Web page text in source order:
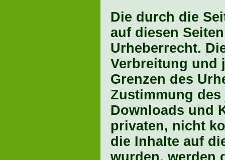
Die durch die
auf diesen
Urheberrecht.
Verbreitung und
Grenzen des
Zustimmung
Downloads und
privaten, nicht
die Inhalte auf